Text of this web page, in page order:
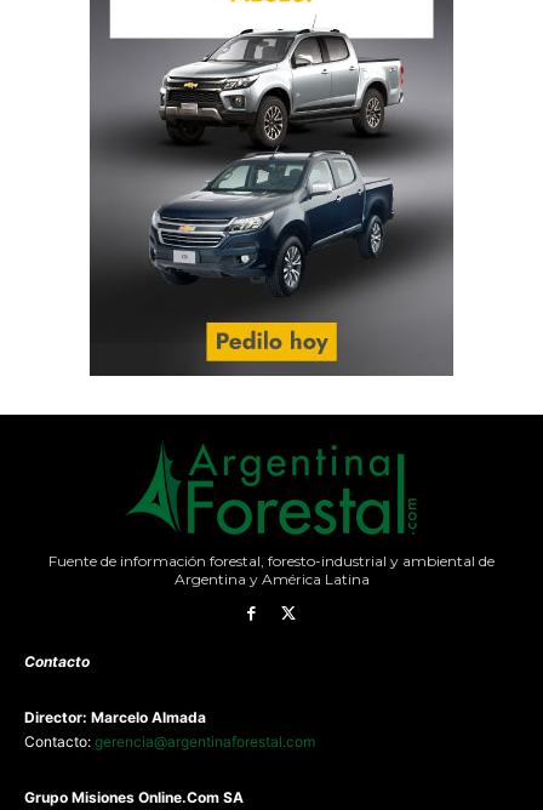
Fuente de información forestal, foresto-industrial y ambiental de
Argentina y América Latina
Contacto
Director: Marcelo Almada
Contacto: gerencia@argentinaforestal.com
Grupo Misiones Online.Com SA